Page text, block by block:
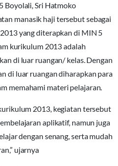
Boyolali, Sri Hatmoko
manasik haji tersebut sebagai
yang diterapkan di MIN 5
kurikulum 2013 adalah
di luar ruangan/ kelas. Dengan
di luar ruangan diharapkan para
memahami materi pelajaran.
2013, kegiatan tersebut
aplikatif, namun juga
dengan senang, serta mudah
ujarnya